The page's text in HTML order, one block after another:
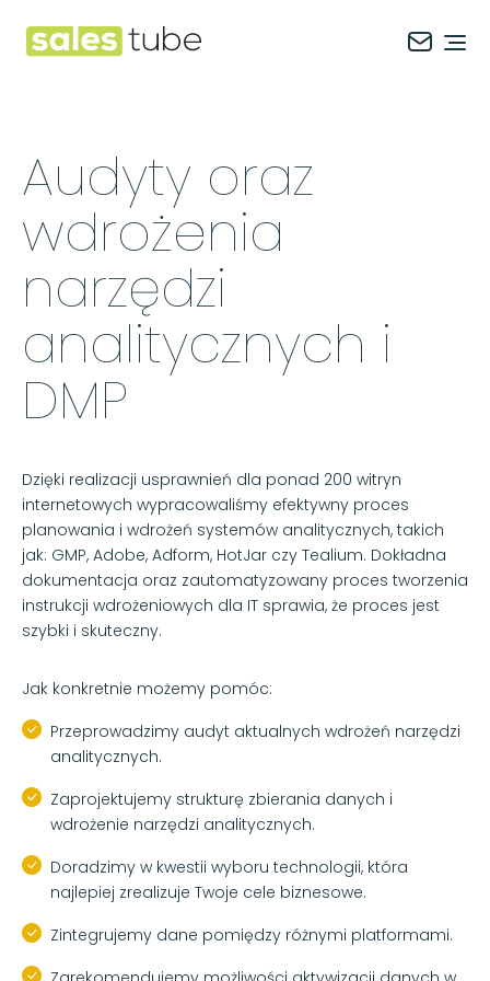
Salestube
Audyty oraz
wdrożenia
narzędzi
analitycznych i
DMP
Dzięki realizacji usprawnień dla ponad 200 witryn
internetowych wypracowaliśmy efektywny proces
planowania i wdrożeń systemów analitycznych, takich
jak: GMP, Adobe, Adform, HotJar czy Tealium. Dokładna
dokumentacja oraz zautomatyzowany proces tworzenia
instrukcji wdrożeniowych dla IT sprawia, że proces jest
szybki i skuteczny.
Jak konkretnie możemy pomóc:
Przeprowadzimy audyt aktualnych wdrożeń narzędzi
analitycznych.
Zaprojektujemy strukturę zbierania danych i
wdrożenie narzędzi analitycznych.
Doradzimy w kwestii wyboru technologii, która
najlepiej zrealizuje Twoje cele biznesowe.
Zintegrujemy dane pomiędzy różnymi platformami.